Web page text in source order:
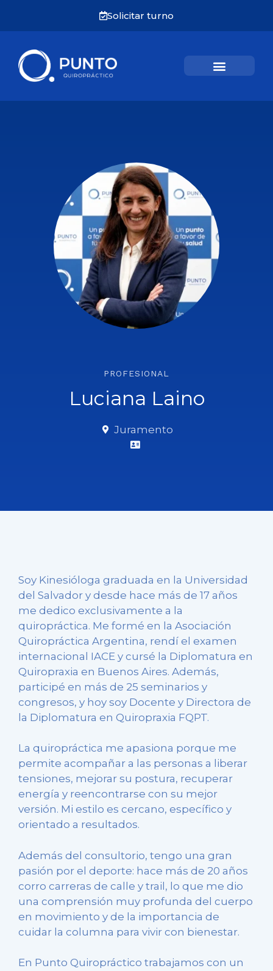
Solicitar turno
PROFESIONAL
Luciana Laino
Juramento
Soy Kinesióloga graduada en la Universidad
del Salvador y desde hace más de 17 años
me dedico exclusivamente a la
quiropráctica. Me formé en la Asociación
Quiropráctica Argentina, rendí el examen
internacional IACE y cursé la Diplomatura en
Quiropraxia en Buenos Aires. Además,
participé en más de 25 seminarios y
congresos, y hoy soy Docente y Directora de
la Diplomatura en Quiropraxia FQPT.
La quiropráctica me apasiona porque me
permite acompañar a las personas a liberar
tensiones, mejorar su postura, recuperar
energía y reencontrarse con su mejor
versión. Mi estilo es cercano, específico y
orientado a resultados.
Además del consultorio, tengo una gran
pasión por el deporte: hace más de 20 años
corro carreras de calle y trail, lo que me dio
una comprensión muy profunda del cuerpo
en movimiento y de la importancia de
cuidar la columna para vivir con bienestar.
En Punto Quiropráctico trabajamos con un